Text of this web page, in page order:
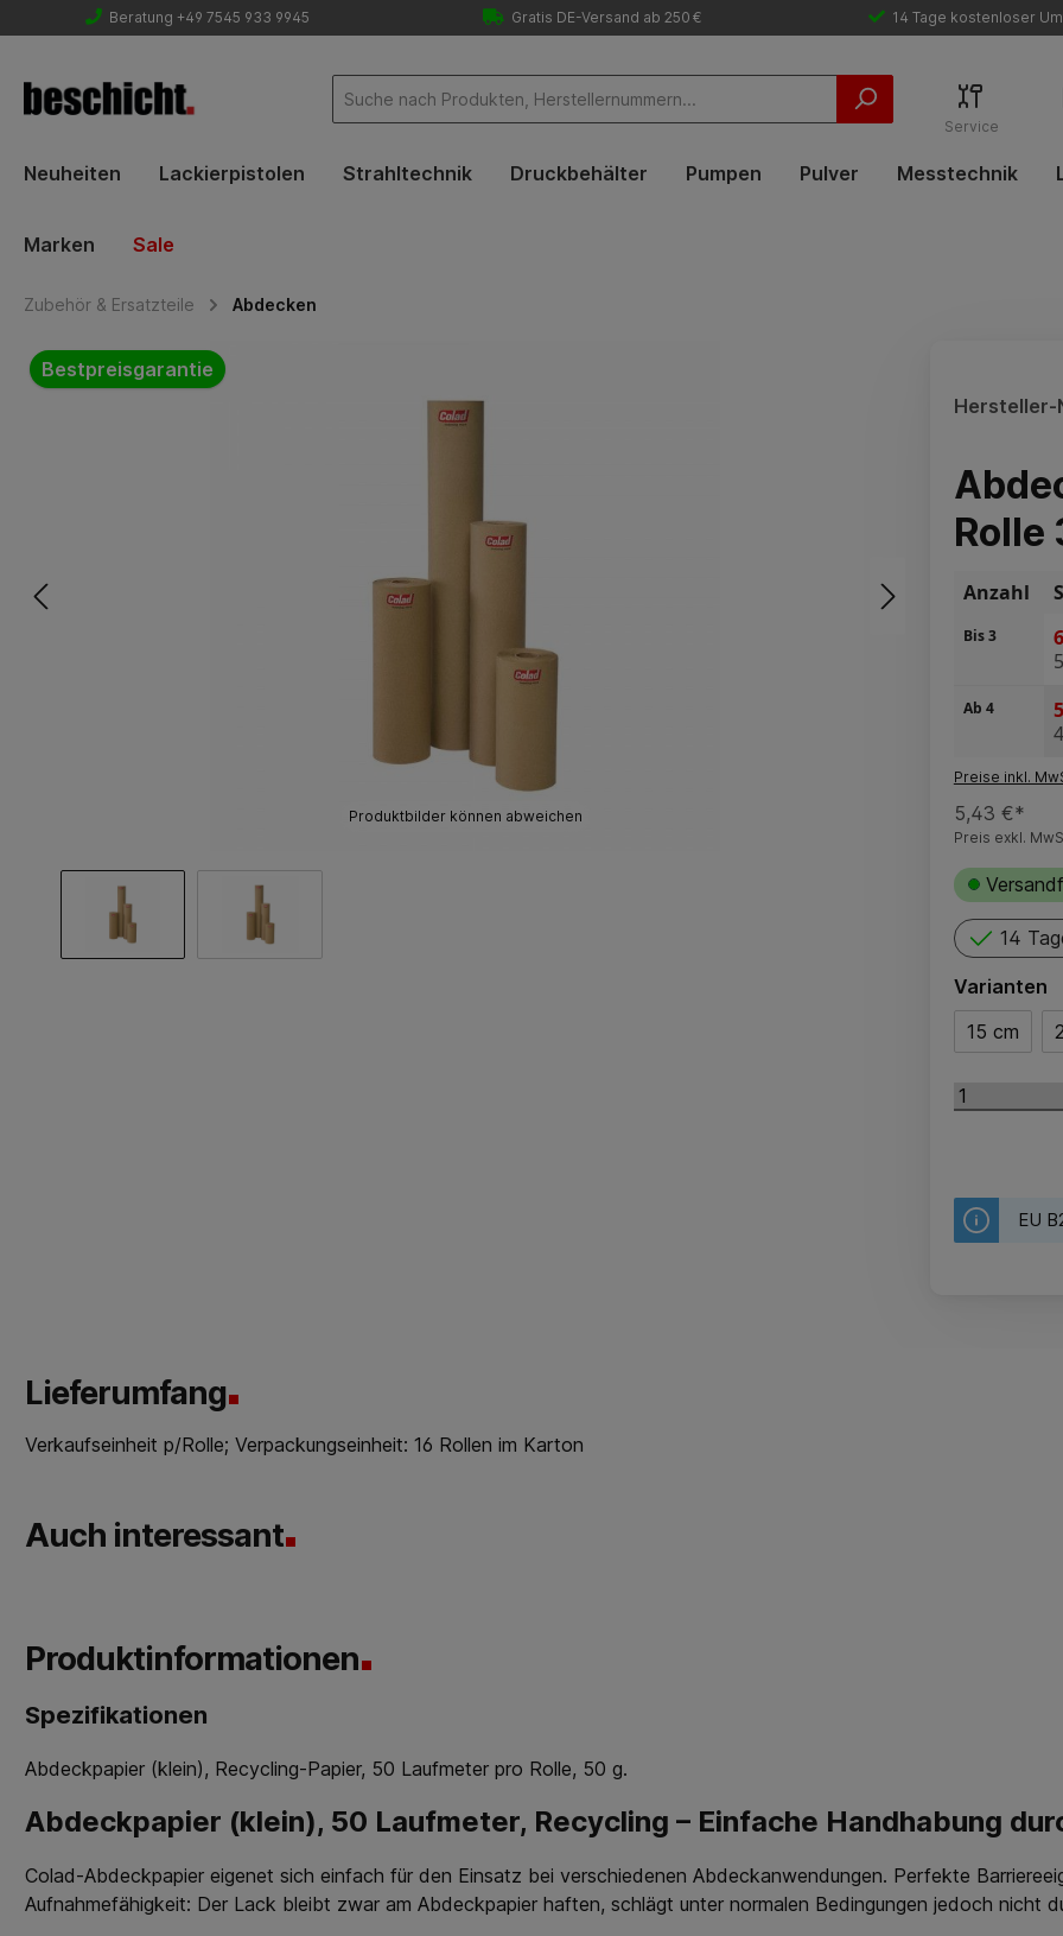
Beratung +49 7545 933 9945 Gratis DE-Versand ab 250 € 14 Tage kostenloser
Service
Neuheiten Lackierpistolen Strahltechnik Druckbehälter Pumpen Pulver Messtechnik
Marken Sale
Zubehör & Ersatzteile Abdecken
Bildergalerie überspringen
Bestpreisgarantie
Produktbilder können abweichen
Hersteller-
Rolle
Anzahl
Bis3
Ab 4
Preise inkl.
5,43 €*
Preis exkl.
14
Varianten
15 cm
EU
Lieferumfang
Verkaufseinheit p/Rolle; Verpackungseinheit: 16 Rollen im Karton
Auch interessant
Produktinformationen
Spezifikationen
Abdeckpapier (klein), Recycling-Papier, 50 Laufmeter pro Rolle, 50 g.
Abdeckpapier (klein), 50 Laufmeter, Recycling – Einfache Handhabung
Colad-Abdeckpapier eigenet sich einfach für den Einsatz bei verschiedenen Abdeckanwendungen. Perfekte
Aufnahmefähigkeit: Der Lack bleibt zwar am Abdeckpapier haften, schlägt unter normalen Bedingungen jedoch nicht